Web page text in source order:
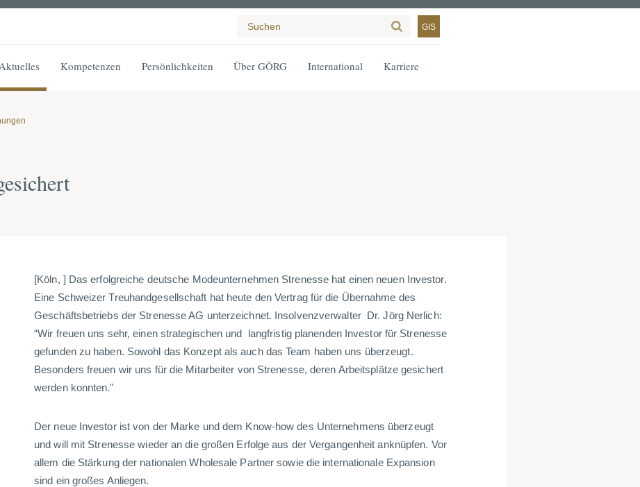
GIS
Kompetenzen Persönlichkeiten Über GÖRG International Karriere
[Köln, ] Das erfolgreiche deutsche Modeunternehmen Strenesse hat einen neuen Investor.
Eine Schweizer Treuhandgesellschaft hat heute den Vertrag für die Übernahme des
Geschäftsbetriebs der Strenesse AG unterzeichnet. Insolvenzverwalter Dr. Jörg Nerlich:
“Wir freuen uns sehr, einen strategischen und langfristig planenden Investor für Strenesse
gefunden zu haben. Sowohl das Konzept als auch das Team haben uns überzeugt.
Besonders freuen wir uns für die Mitarbeiter von Strenesse, deren Arbeitsplätze gesichert
werden konnten."
Der neue Investor ist von der Marke und dem Know-how des Unternehmens überzeugt
und will mit Strenesse wieder an die großen Erfolge aus der Vergangenheit anknüpfen. Vor
allem die Stärkung der nationalen Wholesale Partner sowie die internationale Expansion
sind ein großes Anliegen.